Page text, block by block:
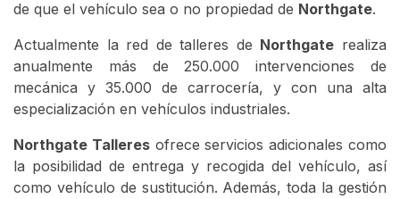
de que el vehículo sea o no propiedad de Northgate.
Actualmente la red de talleres de Northgate realiza
anualmente más de 250.000 intervenciones de
mecánica y 35.000 de carrocería, y con una alta
especialización en vehículos industriales.
Northgate Talleresofrece servicios adicionales como
la posibilidad de entrega y recogida del vehículo, así
como vehículo de sustitución. Además, toda la gestión